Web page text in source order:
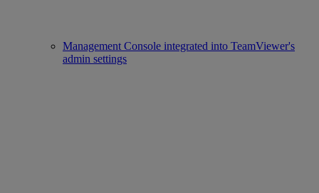
Management Console integrated into TeamViewer's
admin settings